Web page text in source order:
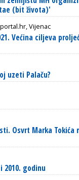
(bit života)'
Vijenac
Većina ciljeva
uzeti Palaču?
Osvrt Marka Tokića
2010. godinu